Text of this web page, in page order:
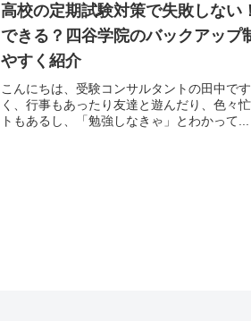
高校の定期試験対策で失敗しない
できる？四谷学院のバックアップ
やすく紹介
こんにちは、受験コンサルタントの田中で
く、行事もあったり友達と遊んだり、色々
トもあるし、「勉強しなきゃ」とわかって...